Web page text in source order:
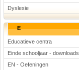
Dyslexie
E
Educatieve centra
Einde schooljaar - downloads
EN - Oefeningen